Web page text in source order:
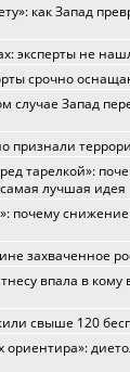
как Запад
эксперты не
срочно
случае Запад
тарелкой»:
лучшая идея
почему
захваченное
впала в
свыше 120
ориентира»: